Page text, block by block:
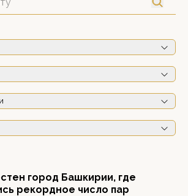
город Башкирии, где
рекордное число пар